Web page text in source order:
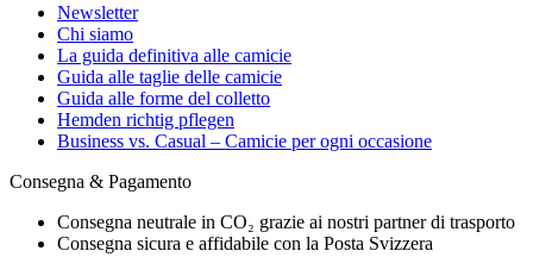
Newsletter
Chi siamo
La guida definitiva alle camicie
Guida alle taglie delle camicie
Guida alle forme del colletto
Hemden richtig pflegen
Business vs. Casual – Camicie per ogni occasione
Consegna & Pagamento
Consegna neutrale in CO₂ grazie ai nostri partner di trasporto
Consegna sicura e affidabile con la Posta Svizzera